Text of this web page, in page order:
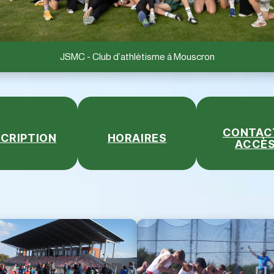
JSMC – Club d’athlétisme à Mouscron
HORAIRES